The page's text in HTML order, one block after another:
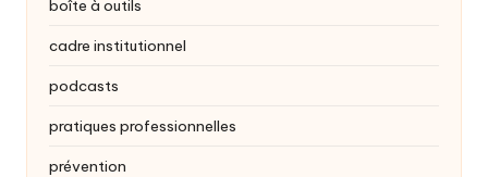
boîte à outils
cadre institutionnel
podcasts
pratiques professionnelles
prévention